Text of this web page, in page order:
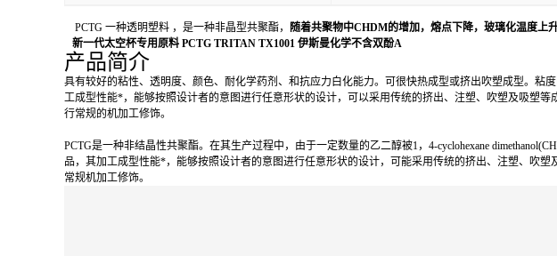
PCTG 一种透明塑料 ，是一种非晶型共聚酯，
随着共聚物中CHDM的增加，熔点下降，玻璃化温度上
新一代太空杯专用原料 PCTG TRITAN TX1001 伊斯曼化学不含双酚A
产品简介
具有较好的粘性、透明度、颜色、耐化学药剂、和抗应力白化能力。可很快热成型或挤出吹塑成型。
工成型性能*，能够按照设计者的意图进行任意形状的设计，可以采用传统的挤出、注塑、吹塑及吸塑
行常规的机加工修饰。
PCTG是一种非结晶性共聚酯。在其生产过程中，由于一定数量的乙二醇被1，4-cyclohexane
品，其加工成型性能*，能够按照设计者的意图进行任意形状的设计，可能采用传统的挤出、注塑、吹
常规机加工修饰。